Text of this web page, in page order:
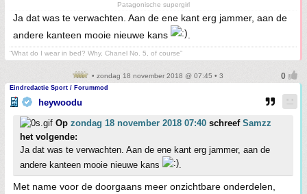
Patagonische supergirl
Ja dat was te verwachten. Aan de ene kant erg jammer, aan de
andere kanteen mooie nieuwe kans
“What do I wear in bed? Why, Chanel No. 5, of course”
• zondag 18 november 2018 @ 07:45 • 3
Eindredactie Sport / Forummod
heywoodu
Op zondag 18 november 2018 07:40 schreef Samzz
het volgende:
Ja dat was te verwachten. Aan de ene kant erg jammer, aan de
andere kanteen mooie nieuwe kans
.
Met name voor de doorgaans meer onzichtbare onderdelen,